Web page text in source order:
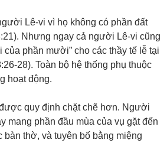
Lê-vi vì họ không có phần đất
). Nhưng ngay cả người Lê-vi cũng
của phần mười” cho các thầy tế lễ tại
28). Toàn bộ hệ thống phụ thuộc
hoạt động.
quy định chặt chẽ hơn. Người
mang phần đầu mùa của vụ gặt đến
bàn thờ, và tuyên bố bằng miệng